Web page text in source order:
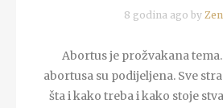
8 godina ago by
Abortus je prožvakana
abortusa su podijeljena. Sve
šta i kako treba i kako stoje